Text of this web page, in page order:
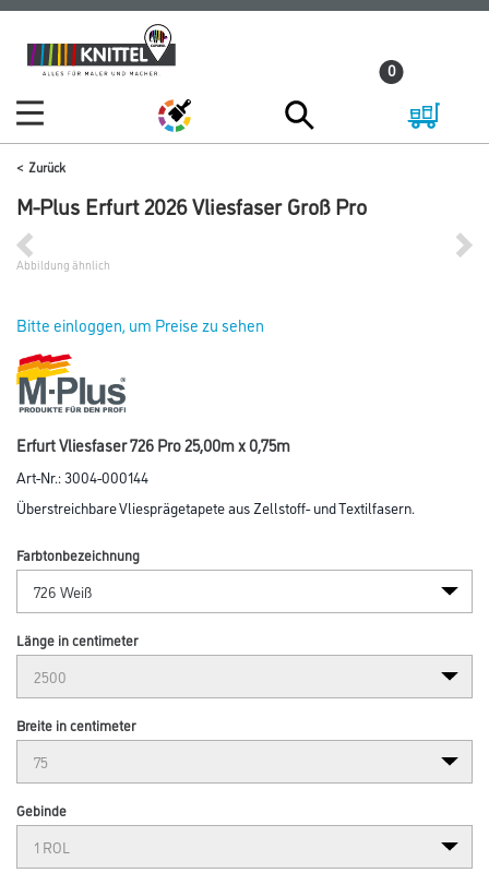
Zum
Inhalt
Zum
Navigationsmenü
0
Zurück
M-Plus Erfurt 2026 Vliesfaser Groß Pro
Abbildung ähnlich
Bitte einloggen, um Preise zu sehen
Erfurt Vliesfaser 726 Pro 25,00m x 0,75m
Art-Nr.:3004-000144
Überstreichbare Vliesprägetapete aus Zellstoff- und Textilfasern.
Farbtonbezeichnung
Länge in centimeter
Breite in centimeter
Gebinde